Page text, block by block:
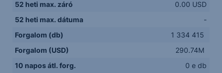
52 heti max. záró
0.00 USD
52 heti max. dátuma
-
Forgalom (db)
1 334 415
Forgalom (USD)
290.74M
10 napos átl. forg.
0 e db